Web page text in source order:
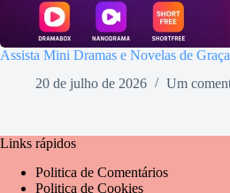
Assista Mini Dramas e Novelas de Graça
20 de julho de 2026
Um
Links rápidos
Politica de Comentários
Politica de Cookies